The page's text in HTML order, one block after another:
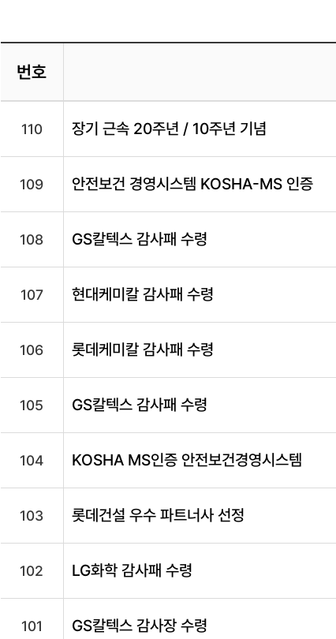
번호
110 장기 근속 20주년 / 10주년 기념
109 안전보건 경영시스템 KOSHA-MS 인증
108 GS칼텍스 감사패 수령
107 현대케미칼 감사패 수령
106 롯데케미칼 감사패 수령
105 GS칼텍스 감사패 수령
104 KOSHA MS인증 안전보건경영시스템
103 롯데건설 우수 파트너사 선정
102 LG화학 감사패 수령
101 GS칼텍스 감사장 수령